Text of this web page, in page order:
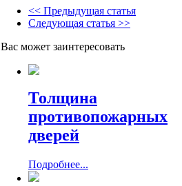
<< Предыдущая статья
Следующая статья >>
Вас может заинтересовать
Толщина
противопожарных
дверей
Подробнее...